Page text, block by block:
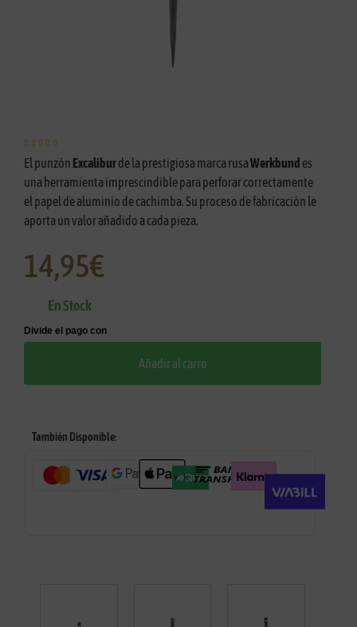
    
El punzón Excaliburde la prestigiosa marca rusaWerkbund es
una herramienta imprescindible para perforar correctamente
el papel de aluminio de cachimba. Su proceso de fabricación le
aporta un valor añadido a cada pieza.
14,95€
En Stock
Añadir al carro
También Disponible: